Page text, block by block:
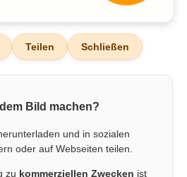
Teilen Schließen
Bild machen?
und in sozialen
oder auf Webseiten teilen.
zu kommerziellen Zwecken ist